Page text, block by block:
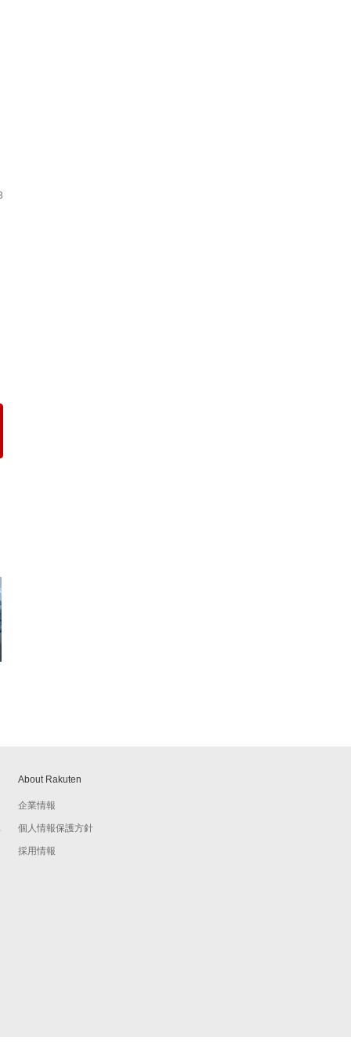
About Rakuten
企業情報
個人情報保護方針
採用情報